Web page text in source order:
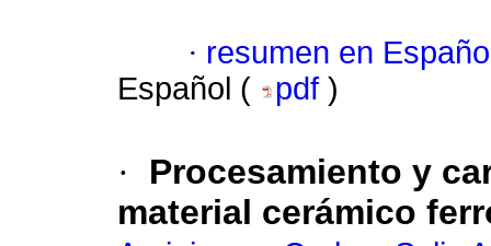
· resumen en
Español (
pdf )
·
Procesamiento y
material cerámico